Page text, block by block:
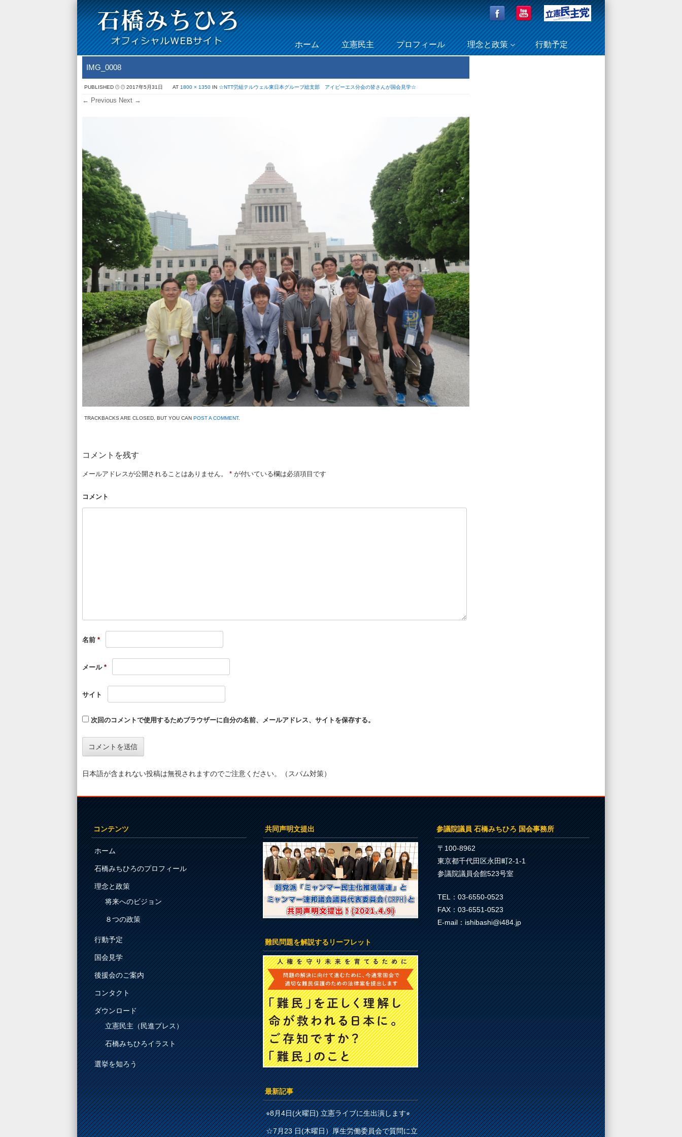
Menu
Skip to content
ホーム 立憲民主 プロフィール 理念と政策 行動予定
IMG_0008
PUBLISHED 2017年5月31日 AT 1800 × 1350 IN ☆NTT労組テルウェル東日本グループ総支部 アイピーエス分会の皆さんが国会見学☆
← Previous Next →
TRACKBACKS ARE CLOSED, BUT YOU CAN POST A COMMENT.
コメントを残す
メールアドレスが公開されることはありません。 * が付いている欄は必須項目です
コメント
名前 *
メール *
サイト
次回のコメントで使用するためブラウザーに自分の名前、メールアドレス、サイトを保存する。
日本語が含まれない投稿は無視されますのでご注意ください。（スパム対策）
コンテンツ
ホーム
石橋みちひろのプロフィール
理念と政策
将来へのビジョン
８つの政策
行動予定
国会見学
後援会のご案内
コンタクト
ダウンロード
立憲民主（民進プレス）
石橋みちひろイラスト
選挙を知ろう
共同声明文提出
難民問題を解説するリーフレット
最新記事
⭐︎8月4日(火曜日) 立憲ライブに生出演します⭐︎
☆7月23 日(木曜日）厚生労働委員会で質問に立
参議院議員 石橋みちひろ 国会事務所
〒100-8962
東京都千代田区永田町2-1-1
参議院議員会館523号室
TEL：03-6550-0523
FAX：03-6551-0523
E-mail：ishibashi@i484.jp